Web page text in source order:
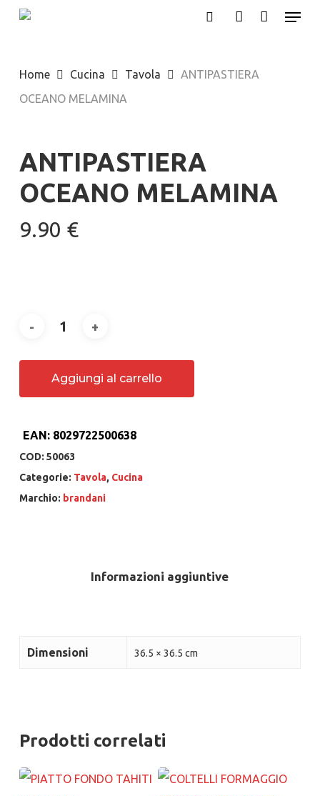
Skip
content
Menu
Home Cucina Tavola
ANTIPASTIERA
OCEANO MELAMINA
ANTIPASTIERA
OCEANO MELAMINA
9.90 €
Aggiungi al carrello
EAN: 8029722500638
COD: 50063
Categorie: Tavola, Cucina
Marchio: brandani
Informazioni aggiuntive
Dimensioni 36.5 × 36.5 cm
Prodotti correlati